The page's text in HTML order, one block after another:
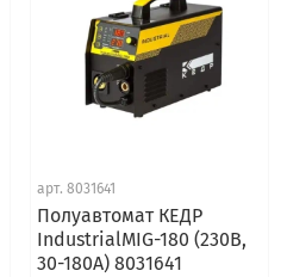
арт. 8031641
Полуавтомат КЕДР
IndustrialMIG-180 (230В,
30-180А) 8031641